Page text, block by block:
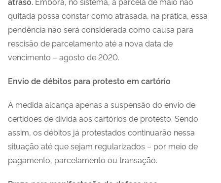
quitada possa constar como atrasada, na prática, essa
pendência não será considerada como causa para
rescisão de parcelamento até a nova data de
vencimento – agosto de 2020.
Envio de débitos para protesto em cartório
A medida alcança apenas a suspensão do envio de
certidões de dívida aos cartórios de protesto. Sendo
assim, os débitos já protestados continuarão nessa
situação até que sejam regularizados – por meio de
pagamento, parcelamento ou transação.